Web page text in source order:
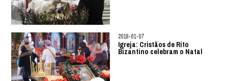
2018-01-07
Igreja: Cristãos de Rito
Bizantino celebram o Natal